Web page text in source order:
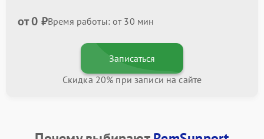
от 0 ₽Время работы: от 30 мин
Записаться
Скидка 20% при записи на сайте